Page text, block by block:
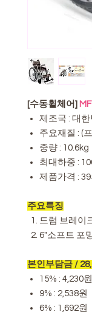
[수동휠체어]
제조국 : 대한
주요재질 : (
중량 : 10.6kg
최대하중 :
제품가격 :
주요특징
드럼 브레이
6"소프트 포
본인부담금 /
15% : 4,230원
9% : 2,538원
6% : 1,692원